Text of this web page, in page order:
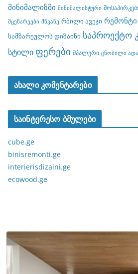
მინიმალიზმი მინიმალისტური
მცენარეები მწვანე რბილი ავეჯი რემონტი
სამზარეულოს დიზაინი საპროექტო
სტილი ფერები შპალერი ცნობილი
ახალი კომენტარები
საინტერესო ბმულები
cube.ge
binisremonti.ge
interierisdizaini.ge
ecowood.ge